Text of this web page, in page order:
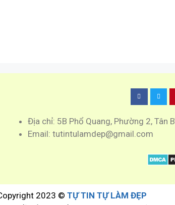
Địa chỉ: 5B Phổ Quang, Phường 2, Tân
Email: tutintulamdep@gmail.com
2023 © TỰ TIN TỰ LÀM ĐẸP